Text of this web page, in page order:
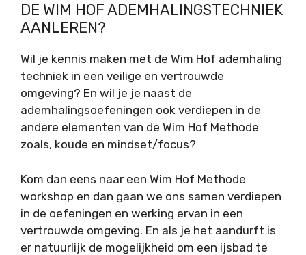
DE WIM HOF ADEMHALINGSTECHNIEK
AANLEREN?
Wil je kennis maken met de Wim Hof ademhaling
techniek in een veilige en vertrouwde
omgeving? En wil je je naast de
ademhalingsoefeningen ook verdiepen in de
andere elementen van de Wim Hof Methode
zoals, koude en mindset/focus?
Kom dan eens naar een Wim Hof Methode
workshop en dan gaan we ons samen verdiepen
in de oefeningen en werking ervan in een
vertrouwde omgeving. En als je het aandurft is
er natuurlijk de mogelijkheid om een ijsbad te